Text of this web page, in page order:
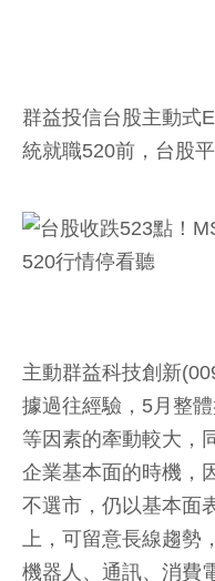
群益投信台股主動式
統就職520前，台股平
主動群益科技創新
據過往經驗，5月整
等因素的牽動較大，
企業基本面的時機，
不選市，仍以基本面
上，可留意長線趨勢
機器人、通訊、消費